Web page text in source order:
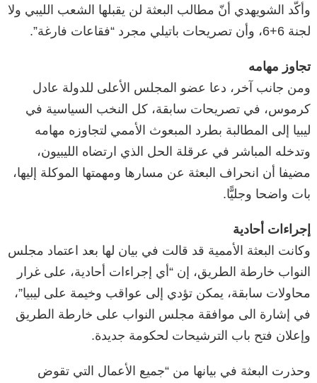
وأكّد الشويهدي أنّ مطالب البعثة لن يقبلها الشعب الليبي ولا
لجنة 6+6، وأن تصريحات باتيلي مجرد “فقاعات فارغة”.
تجاوز مهامه
ومن جانب آخر، دعا عضو المجلس الأعلى للدولة عادل
كرموس، في تصريحات سابقة، كل النخب السياسية في
ليبيا إلى المطالبة بطرد المبعوث الأممي لتجاوزه مهامه
وتدخله المباشر في عرقلة الحل الذي ارتضاه الليبيون،
مضيفا أن انحراف البعثة عن مسارها ومهمتها الموكلة إليها،
بات واضحا وجليًّا.
إجراءات أحادية
وكانت البعثة الأممية قد قالت في بيان لها بعد اعتماد مجلس
النواب خارطة الطريق، إن “أي إجراءات أحادية، على غرار
محاولات سابقة، يمكن تؤدي إلى عواقب وخيمة على ليبيا”،
في إشارة الى موافقة مجلس النواب على خارطة الطريق
وإعلان فتح باب الترشيحات لحكومة جديدة.
وحذرت البعثة في بيانها من “جميع الأعمال التي تقوض